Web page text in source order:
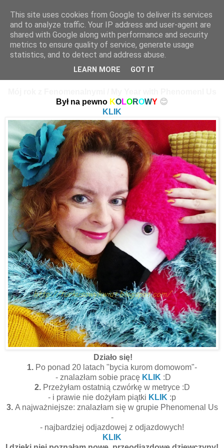
07 stycznia 2019
PHENOMENAL US – CHALLENGE 38
Był na pewno KOLOROWY 😊
KLIK
Działo się!
1. Po ponad 20 latach "bycia kurom domowom"-
- znalazłam sobie pracę KLIK :D
2.Przeżyłam ostatnią czwórkę w metryce :D
- i prawie nie dożyłam piątki KLIK :p
3. A najważniejsze: znalazłam się w grupie Phenomenal Us
-
- najbardziej odjazdowej z odjazdowych!
KLIK
This site uses cookies from Google to deliver its services
and to analyze traffic. Your IP address and user-agent are
shared with Google along with performance and security
metrics to ensure quality of service, generate usage
statistics, and to detect and address abuse.
LEARN MORE GOT IT